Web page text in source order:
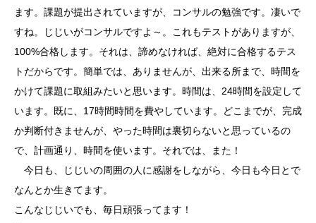
ます。課題が提出されていますが、コンサルの勉強です。凄いで
すね。じじいがコンサルですよ～。これもテストがありますが、
100%合格します。それは、諦めなければ、絶対に合格するテス
トだからです。簡単では、ありませんが、出来る所まで、時間を
かけて課題に取組みたいと思います。時間は、24時間を設定して
います。既に、17時間時間を費やしています。どこまでが、完成
か判断付きませんが、やった時間は裏切らないと思っているの
で、計画通り、時間を使います。それでは、また！
今日も、じじいの周囲の人に感謝をしながら、今日も今日とで
なんとか生きてます。
こんなじじいでも、毎日頑張ってます！